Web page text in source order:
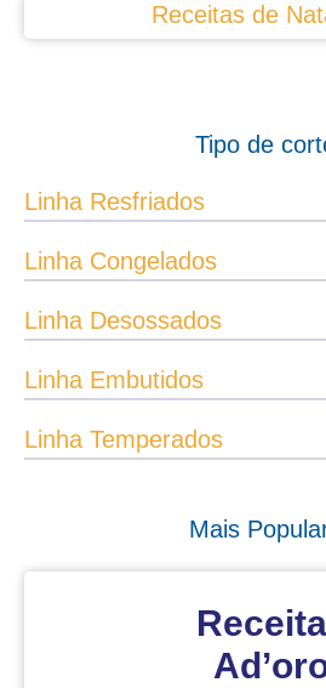
Receitas de
Tipo de
Linha Resfriados
Linha Congelados
Linha Desossados
Linha Embutidos
Linha Temperados
Mais